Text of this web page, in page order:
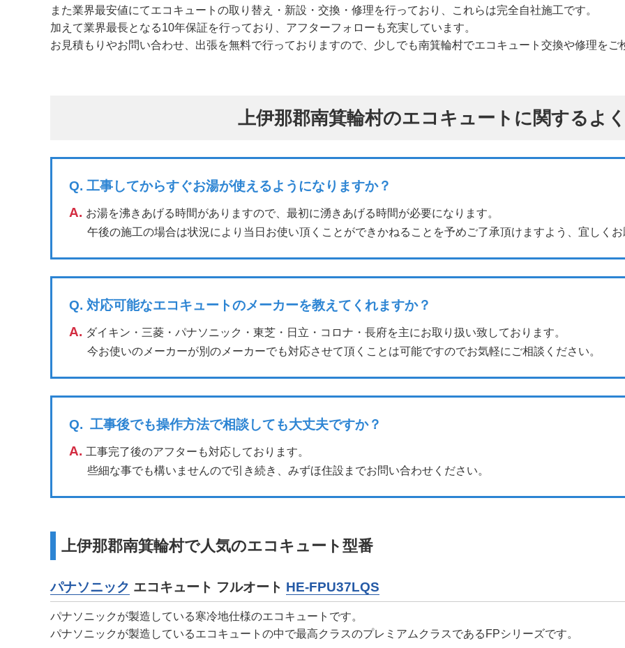
また業界最安値にてエコキュートの取り替え・新設・交換・修理を行っており、これらは完全自社施工です。
加えて業界最長となる10年保証を行っており、アフターフォローも充実しています。
お見積もりやお問い合わせ、出張を無料で行っておりますので、少しでも南箕輪村でエコキュート交換や修理をご
上伊那郡南箕輪村のエコキュートに関するよ
Q. 工事してからすぐお湯が使えるようになりますか？
A. お湯を沸きあげる時間がありますので、最初に湧きあげる時間が必要になります。
午後の施工の場合は状況により当日お使い頂くことができかねることを予めご了承頂けますよう、宜しくお
Q. 対応可能なエコキュートのメーカーを教えてくれますか？
A. ダイキン・三菱・パナソニック・東芝・日立・コロナ・長府を主にお取り扱い致しております。
今お使いのメーカーが別のメーカーでも対応させて頂くことは可能ですのでお気軽にご相談ください。
Q. 工事後でも操作方法で相談しても大丈夫ですか？
A. 工事完了後のアフターも対応しております。
些細な事でも構いませんので引き続き、みずほ住設までお問い合わせください。
上伊那郡南箕輪村で人気のエコキュート型番
パナソニック エコキュート フルオート HE-FPU37LQS
パナソニックが製造している寒冷地仕様のエコキュートです。
パナソニックが製造しているエコキュートの中で最高クラスのプレミアムクラスであるFPシリーズです。